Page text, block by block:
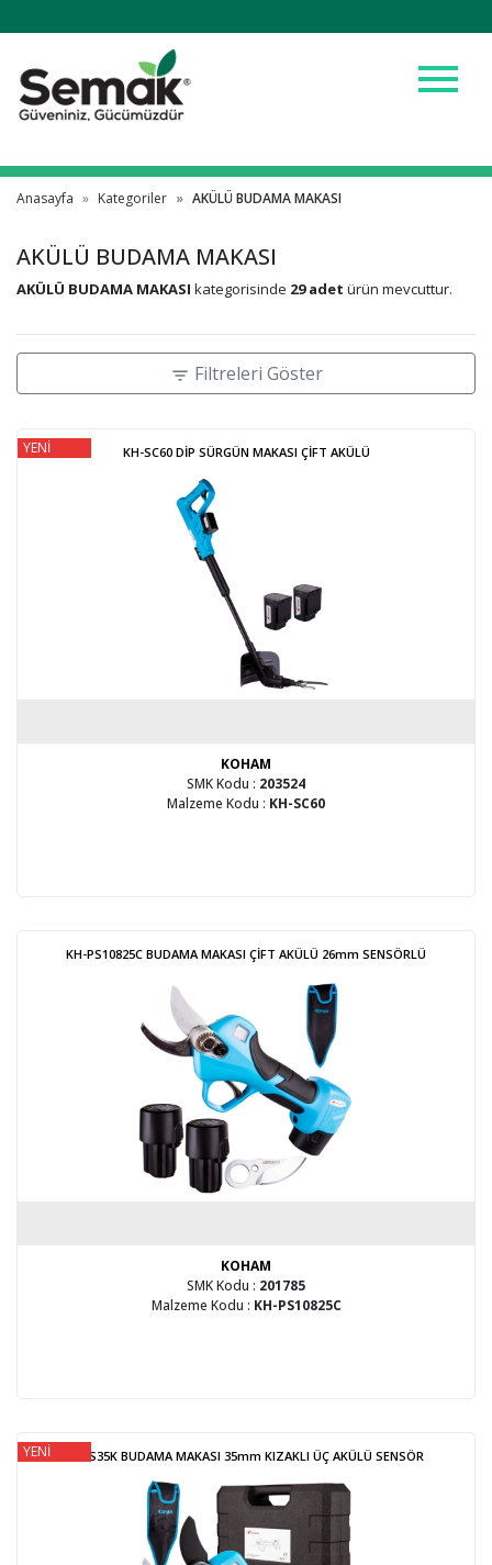
menu
Anasayfa Kategoriler AKÜLÜ BUDAMA MAKASI
AKÜLÜ BUDAMA MAKASI
AKÜLÜ BUDAMA MAKASI kategorisinde 29 adet ürün mevcuttur.
filter_list Filtreleri Göster
YENİ KH-SC60 DİP SÜRGÜN MAKASI ÇİFT AKÜLÜ
KOHAM
SMK Kodu : 203524
Malzeme Kodu : KH-SC60
KH-PS10825C BUDAMA MAKASI ÇİFT AKÜLÜ 26mm SENSÖRLÜ
KOHAM
SMK Kodu : 201785
Malzeme Kodu : KH-PS10825C
YENİ KH-S35K BUDAMA MAKASI 35mm KIZAKLI ÜÇ AKÜLÜ SENSÖR